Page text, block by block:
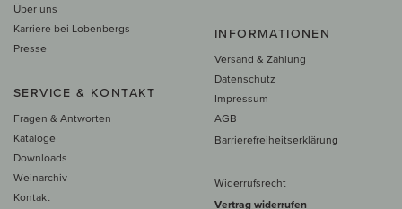
Über uns
Karriere bei Lobenbergs
Presse
SERVICE & KONTAKT
Fragen & Antworten
Kataloge
Downloads
Weinarchiv
Kontakt
INFORMATIONEN
Versand & Zahlung
Datenschutz
Impressum
AGB
Barrierefreiheitserklärung
Widerrufsrecht
Vertrag widerrufen